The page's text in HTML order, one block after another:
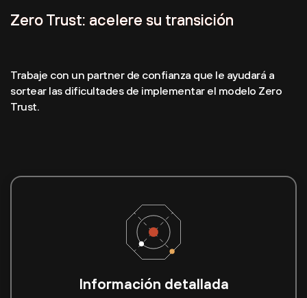
Zero Trust: acelere su transición
Trabaje con un partner de confianza que le ayudará a
sortear las dificultades de implementar el modelo Zero
Trust.
Información detallada